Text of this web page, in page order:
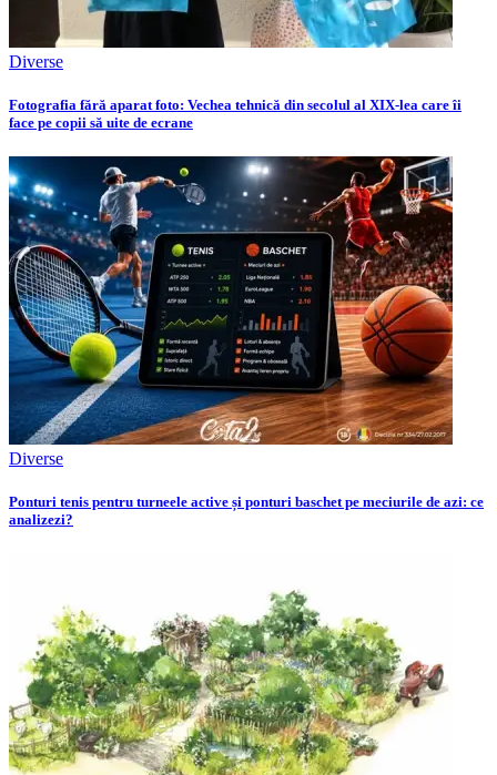
Diverse
Fotografia fără aparat foto: Vechea tehnică din secolul al XIX-lea care îi
face pe copii să uite de ecrane
Diverse
Ponturi tenis pentru turneele active și ponturi baschet pe meciurile de azi: ce
analizezi?